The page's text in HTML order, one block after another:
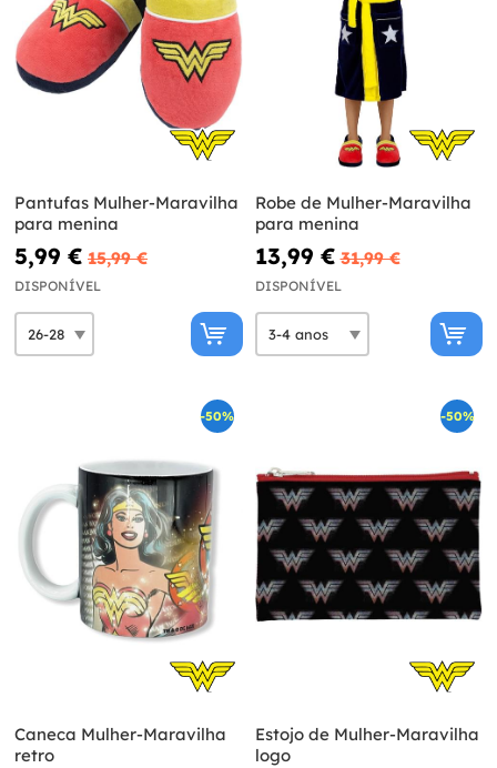
Pantufas Mulher-Maravilha
para menina
5,99 € 15,99 €
DISPONÍVEL
Robe de Mulher-Maravilha
para menina
13,99 € 31,99 €
DISPONÍVEL
-50%
Caneca Mulher-Maravilha
retro
-50%
Estojo de Mulher-Maravilha
logo